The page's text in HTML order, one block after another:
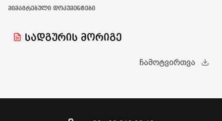
ᲛᲘᲛᲐᲒᲠᲔᲑᲣᲚᲘ ᲓᲝᲙᲣᲛᲔᲜᲢᲔᲑᲘ
სადგურის მორიგე
ᲩᲐᲛᲝᲢᲕᲘᲠᲗᲕᲐ